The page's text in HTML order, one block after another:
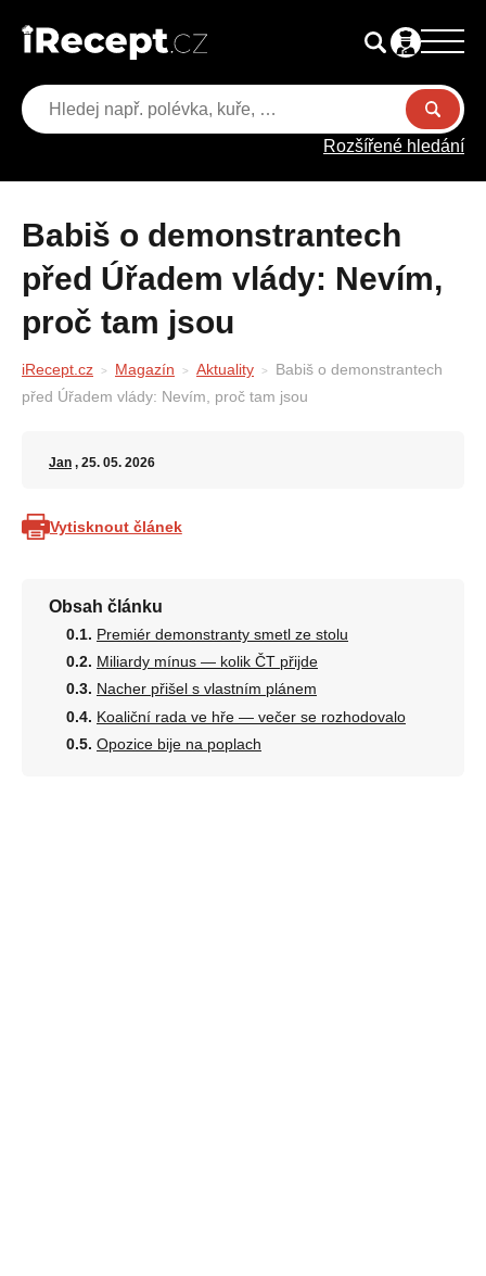
Rozšířené hledání
Babiš o demonstrantech
před Úřadem vlády: Nevím,
proč tam jsou
iRecept.cz Magazín Aktuality
Babiš o demonstrantech
před Úřadem vlády: Nevím, proč tam jsou
Jan , 25. 05. 2026
Vytisknout článek
Obsah článku
Premiér demonstranty smetl ze stolu
Miliardy mínus — kolik ČT přijde
Nacher přišel s vlastním plánem
Koaliční rada ve hře — večer se rozhodovalo
Opozice bije na poplach